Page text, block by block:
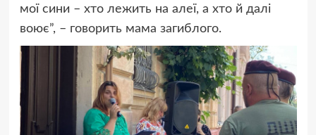
мої сини – хто лежить на алеї, а хто й далі
воює”, – говорить мама загиблого.